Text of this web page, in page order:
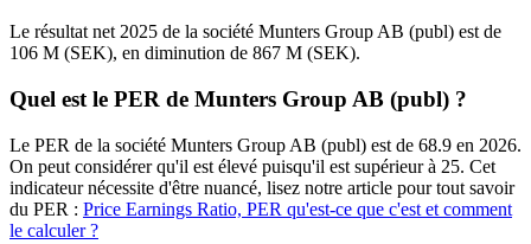
Le résultat net 2025 de la société Munters Group AB (publ) est de
106 M (SEK), en diminution de 867 M (SEK).
Quel est le PER de Munters Group AB (publ) ?
Le PER de la société Munters Group AB (publ) est de 68.9 en 2026.
On peut considérer qu'il est élevé puisqu'il est supérieur à 25. Cet
indicateur nécessite d'être nuancé, lisez notre article pour tout savoir
du PER : Price Earnings Ratio, PER qu'est-ce que c'est et comment
le calculer ?